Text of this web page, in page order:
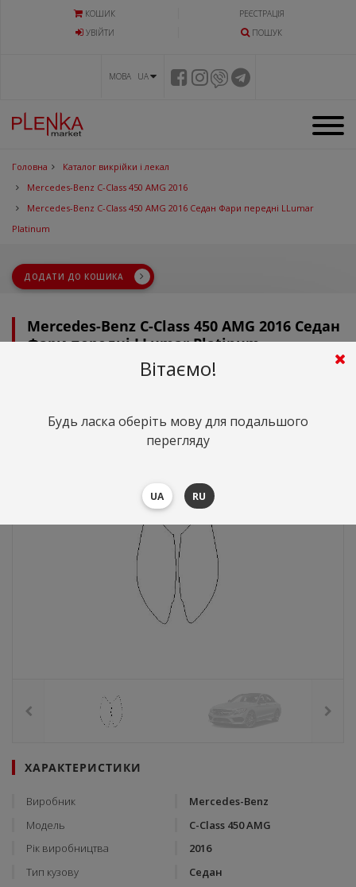
КОШИК
РЕЄСТРАЦІЯ
УВIЙТИ
ПОШУК
МОВА UA
Головна
Каталог викрійки і лекал
Mercedes-Benz C-Class 450 AMG 2016
Mercedes-Benz C-Class 450 AMG 2016 Седан Фари передні LLumar
Platinum
ДОДАТИ ДО КОШИКА
Mercedes-Benz C-Class 450 AMG 2016 Седан
Фари передні LLumar Platinum
ХАРАКТЕРИСТИКИ
Виробник
Mercedes-Benz
Модель
C-Class 450 AMG
Рік виробництва
2016
Тип кузову
Седан
Вітаємо!
Будь ласка оберіть мову для подальшого
перегляду
UA RU